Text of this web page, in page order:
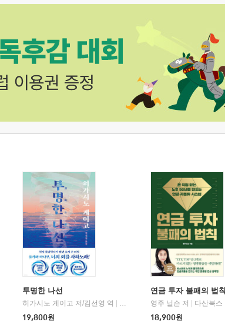
투명한 나선
히가시노 게이고 저/김선영 역
북다
19,800원
연금 투자 불패의 법칙
영주 닐슨 저
다산북스
18,900원